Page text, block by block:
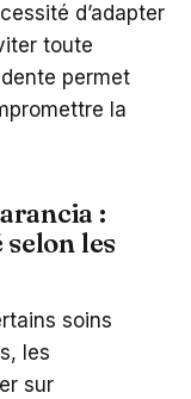
d’adapter
toute
permet
la
:
les
soins
les
sur